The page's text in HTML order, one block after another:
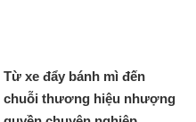
Từ xe đẩy bánh mì đến
chuỗi thương hiệu nhượng